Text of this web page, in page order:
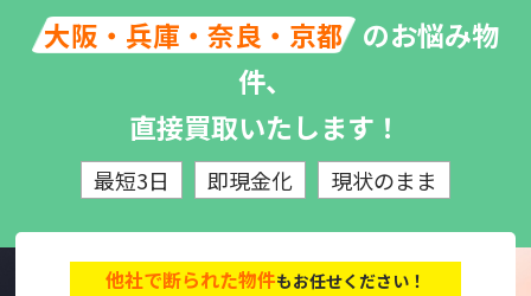
大阪・兵庫・奈良・京都 のお悩み物
件、
直接買取いたします！
最短3日 即現金化 現状のまま
他社で断られた物件もお任せください！